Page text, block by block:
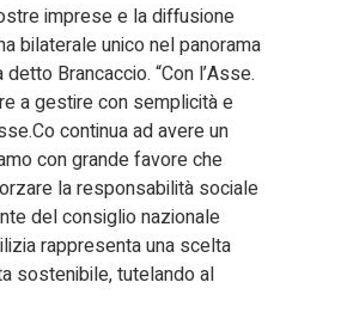
imprese e la diffusione
bilaterale unico nel panorama
Brancaccio. “Con l’Asse.
a gestire con semplicità e
continua ad avere un
con grande favore che
la responsabilità sociale
del consiglio nazionale
rappresenta una scelta
sostenibile, tutelando al